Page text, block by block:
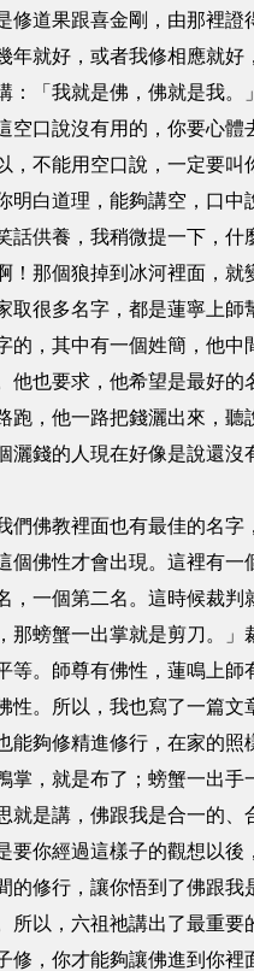
修道果跟喜金剛，由那裡
年就好，或者我修相應就
：「我就是佛，佛就是我
空口說沒有用的，你要心
，不能用空口說，一定要
明白道理，能夠講空，口中
話供養，我稍微提一下，
！那個狼掉到冰河裡面，
取很多名字，都是蓮寧上
的，其中有一個姓簡，他
他也要求，他希望是最好
跑，他一路把錢灑出來，
灑錢的人現在好像是說還
們佛教裡面也有最佳的名
個佛性才會出現。這裡有
，一個第二名。這時候裁
那螃蟹一出掌就是剪刀。」
等。師尊有佛性，蓮鳴上
性。所以，我也寫了一篇
能夠修精進修行，在家的
掌，就是布了；螃蟹一出手
就是講，佛跟我是合一的
要你經過這樣子的觀想以
的修行，讓你悟到了佛跟
所以，六祖祂講出了最重
修，你才能夠讓佛進到你